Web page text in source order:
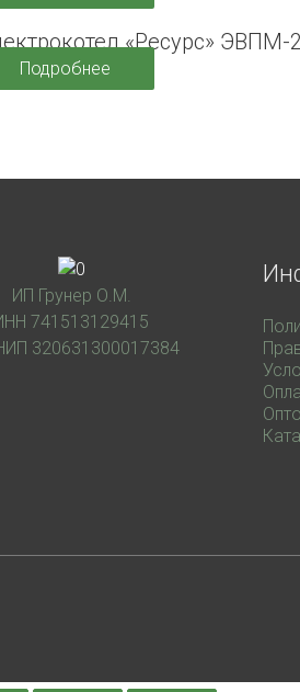
«Ресурс» ЭВПМ-
Подробнее
ИП Грунер О.М.
741513129415
320631300017384